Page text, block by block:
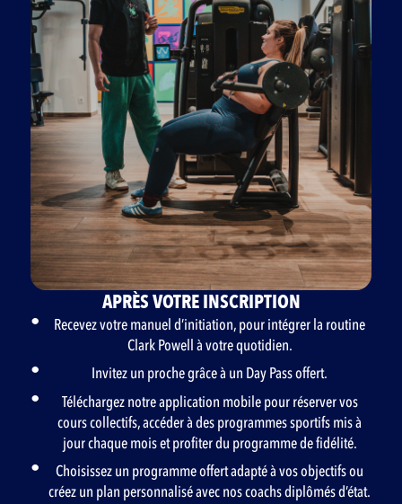
APRÈS VOTRE INSCRIPTION
Recevez votre manuel d’initiation, pour intégrer la routine
Clark Powell à votre quotidien.
Invitez un proche grâce à un Day Pass offert.
Téléchargez notre application mobile pour réserver vos
cours collectifs, accéder à des programmes sportifs mis à
jour chaque mois et profiter du programme de fidélité.
Choisissez un programme offert adapté à vos objectifs ou
créez un plan personnalisé avec nos coachs diplômés d’état.